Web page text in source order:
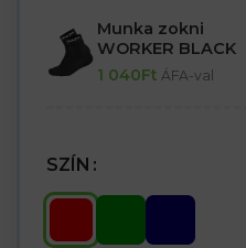
Munka zokni
WORKER BLACK
1 040Ft ÁFA-val
SZÍN